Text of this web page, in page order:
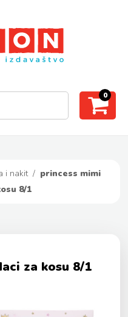
0
i nakit/ princess mimi
8/1
za kosu 8/1